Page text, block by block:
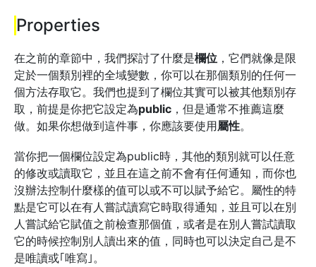
Properties
在之前的章節中，我們探討了什麼是欄位 ，它們就像是限
定於一個類別裡的全域變數，你可以在那個類別的任何一
個方法存取它。我們也提到了欄位其實可以被其他類別存
取，前提是你把它設定為public ，但是通常不推薦這麼
做。如果你想做到這件事，你應該要使用屬性。
當你把一個欄位設定為public時，其他的類別就可以任意
的修改或讀取它，並且在這之前不會有任何通知，而你也
沒辦法控制什麼樣的值可以或不可以賦予給它。屬性的特
點是它可以在有人嘗試讀寫它時取得通知，並且可以在別
人嘗試給它賦值之前檢查那個值，或者是在別人嘗試讀取
它的時候控制別人讀出來的值，同時也可以決定自己是不
是唯讀或｢唯寫｣。